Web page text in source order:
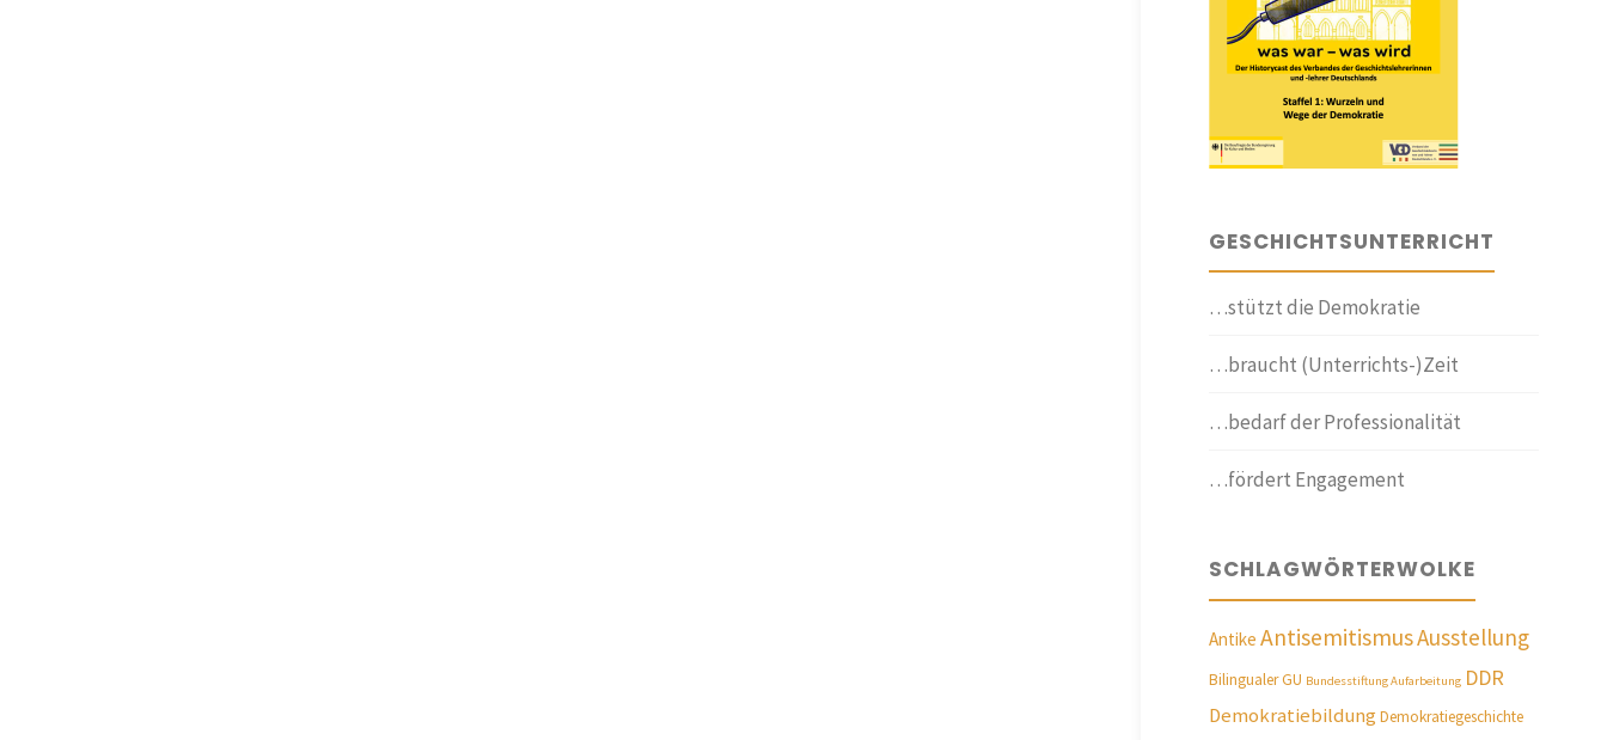
GESCHICHTSUNTERRICHT
…stützt die Demokratie
…braucht (Unterrichts-)Zeit
…bedarf der Professionalität
…fördert Engagement
SCHLAGWÖRTERWOLKE
Antike AntisemitismusAusstellung
Bilingualer GU Bundesstiftung Aufarbeitung DDR
Demokratiebildung Demokratiegeschichte